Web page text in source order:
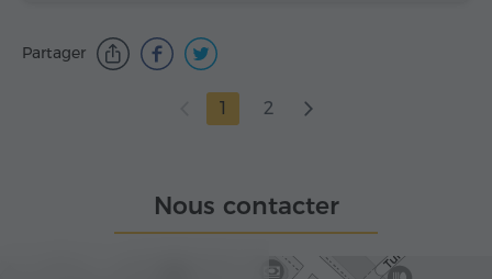
Partager
1 2
Nous contacter